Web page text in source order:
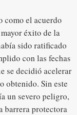
como el acuerdo
éxito de la
sido ratificado
con las fechas
se decidió acelerar
obtenido. Sin este
un severo peligro,
barrera protectora